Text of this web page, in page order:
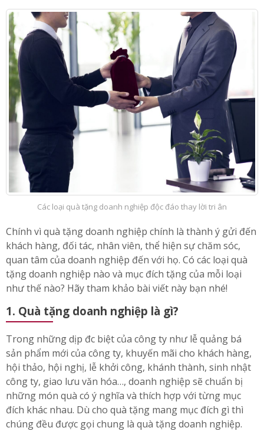
Các loại quà tặng doanh nghiệp độc đáo thay lời tri ân
Chính vì quà tặng doanh nghiệp chính là thành ý gửi đến
khách hàng, đối tác, nhân viên, thể hiện sự chăm sóc,
quan tâm của doanh nghiệp đến với họ. Có các loại quà
tặng doanh nghiệp nào và mục đích tặng của mỗi loại
như thế nào? Hãy tham khảo bài viết này bạn nhé!
1. Quà tặng doanh nghiệp là gì?
Trong những dịp đc biệt của công ty như lễ quảng bá
sản phẩm mới của công ty, khuyến mãi cho khách hàng,
hội thảo, hội nghị, lễ khởi công, khánh thành, sinh nhật
công ty, giao lưu văn hóa…, doanh nghiệp sẽ chuẩn bị
những món quà có ý nghĩa và thích hợp với từng mục
đích khác nhau. Dù cho quà tặng mang mục đích gì thì
chúng đều được gọi chung là quà tặng doanh nghiệp.